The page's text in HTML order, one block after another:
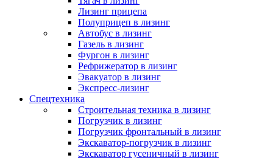
Лизинг прицепа
Полуприцеп в лизинг
Автобус в лизинг
Газель в лизинг
Фургон в лизинг
Рефрижератор в лизинг
Эвакуатор в лизинг
Экспресс-лизинг
Спецтехника
Строительная техника в лизинг
Погрузчик в лизинг
Погрузчик фронтальный в лизинг
Экскаватор-погрузчик в лизинг
Экскаватор гусеничный в лизинг